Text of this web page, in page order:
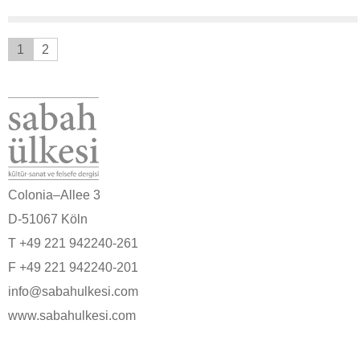
1 2
Colonia–Allee 3
D-51067 Köln
T +49 221 942240-261
F +49 221 942240-201
info@sabahulkesi.com
www.sabahulkesi.com